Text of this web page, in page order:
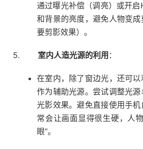
通过曝光补偿（调亮）或开
和背景的亮度，避免人物变
要剪影效果）。
室内人造光源的利用 ：
在室内，除了窗边光，还可
作为辅助光源。尝试调整光
光影效果。避免直接使用手
常会让画面显得很生硬，人
眼”。